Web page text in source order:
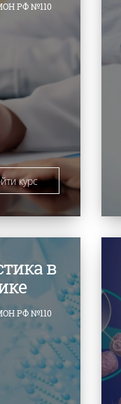
РФ №110
курс
в
РФ №110